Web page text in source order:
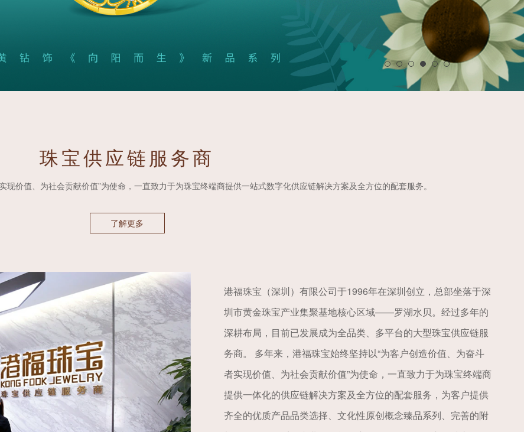
珠宝供应链服务商
价值、为社会贡献价值”为使命，一直致力于为珠宝终端商提供一站式数字化供应链解决方案及全方位的配套服务。
了解更多
港福珠宝（深圳）有限公司于1996年在深圳创立，总部坐落于深
圳市黄金珠宝产业集聚基地核心区域——罗湖水贝。经过多年的
深耕布局，目前已发展成为全品类、多平台的大型珠宝供应链服
务商。 多年来，港福珠宝始终坚持以“为客户创造价值、为奋斗
者实现价值、为社会贡献价值”为使命，一直致力于为珠宝终端商
提供一体化的供应链解决方案及全方位的配套服务，为客户提供
齐全的优质产品品类选择、文化性原创概念臻品系列、完善的附